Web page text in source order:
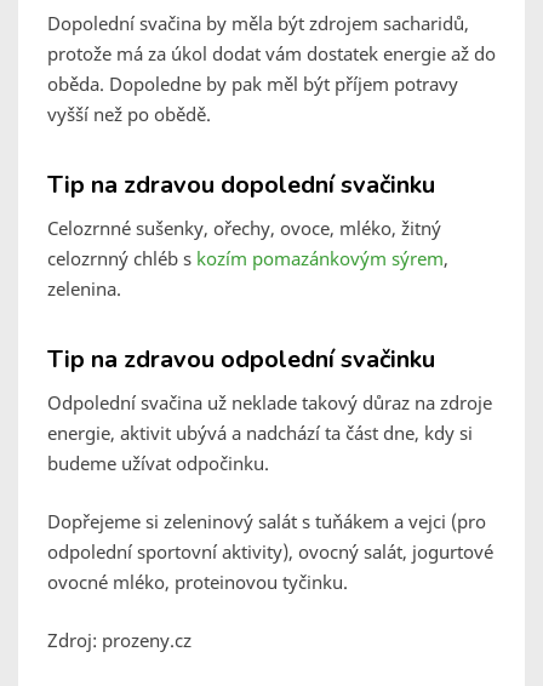
Dopolední svačina by měla být zdrojem sacharidů,
protože má za úkol dodat vám dostatek energie až do
oběda. Dopoledne by pak měl být příjem potravy
vyšší než po obědě.
Tip na zdravou dopolední svačinku
Celozrnné sušenky, ořechy, ovoce, mléko, žitný
celozrnný chléb s kozím pomazánkovým sýrem,
zelenina.
Tip na zdravou odpolední svačinku
Odpolední svačina už neklade takový důraz na zdroje
energie, aktivit ubývá a nadchází ta část dne, kdy si
budeme užívat odpočinku.
Dopřejeme si zeleninový salát s tuňákem a vejci (pro
odpolední sportovní aktivity), ovocný salát, jogurtové
ovocné mléko, proteinovou tyčinku.
Zdroj: prozeny.cz